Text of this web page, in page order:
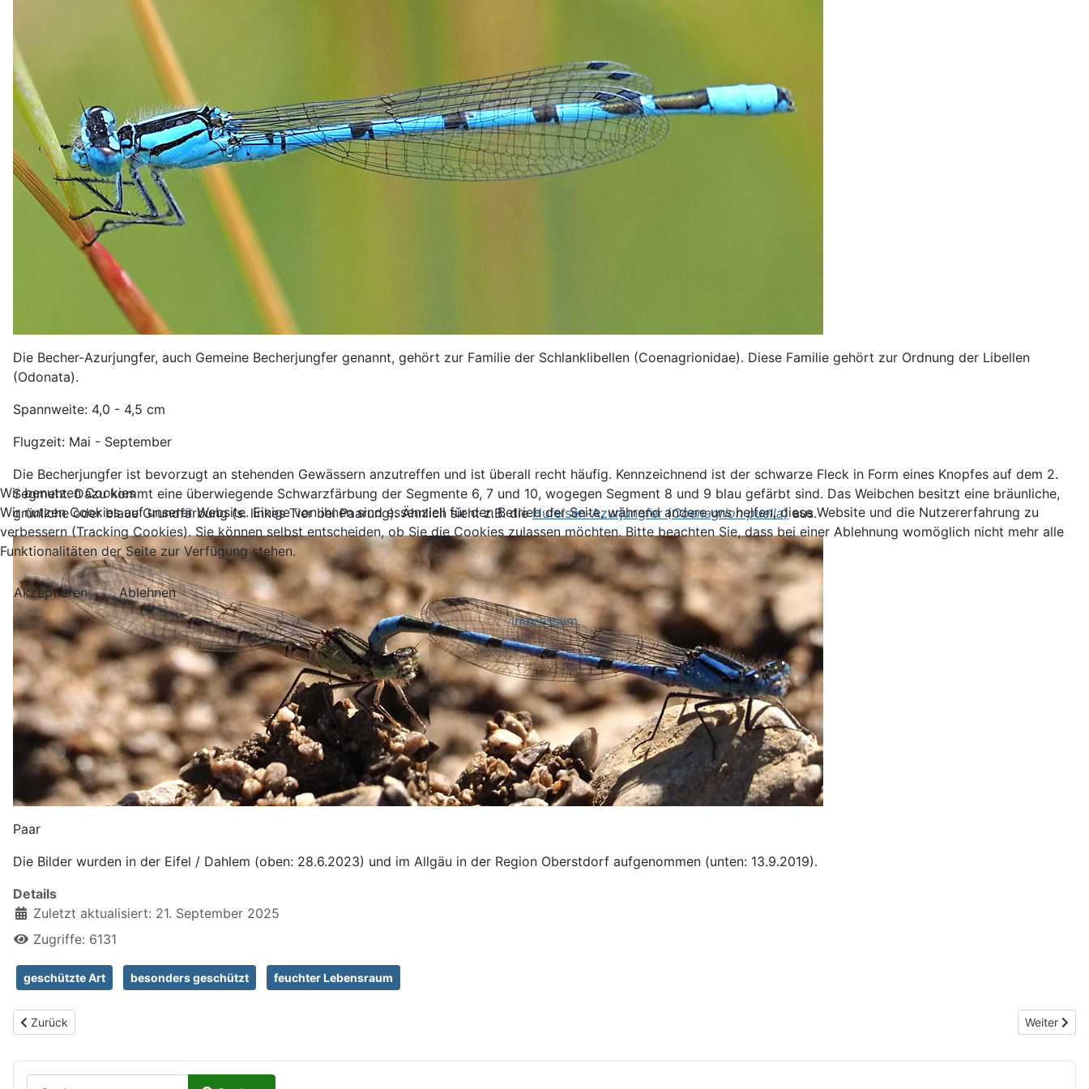
Die Becher-Azurjungfer, auch Gemeine Becherjungfer genannt, gehört zur Familie der Schlanklibellen (Coenagrionidae). Diese Familie gehört zur Ordnung der Libellen
(Odonata).
Spannweite: 4,0 - 4,5 cm
Flugzeit: Mai - September
Die Becherjungfer ist bevorzugt an stehenden Gewässern anzutreffen und ist überall recht häufig. Kennzeichnend ist der schwarze Fleck in Form eines Knopfes auf dem 2.
Segment. Dazu kommt eine überwiegende Schwarzfärbung der Segmente 6, 7 und 10, wogegen Segment 8 und 9 blau gefärbt sind. Das Weibchen besitzt eine bräunliche,
grünliche oder blaue Grundfärbung (s. linkes Tier bei Paarung). Ähnlich sieht z.B. dieHufeisen-Azurjungfer (Coenagrion puella)aus.
Paar
Die Bilder wurden in der Eifel / Dahlem (oben: 28.6.2023) und im Allgäu in der Region Oberstdorf aufgenommen (unten: 13.9.2019).
Details
Zuletzt aktualisiert: 21. September 2025
Zugriffe: 6131
geschützte Art besonders geschützt feuchter Lebensraum
Vorheriger Beitrag: Hufeisen-Azurjungfer, Coenagrion puella
Zurück Nächster
Weiter
Wir benutzen Cookies
Wir nutzen Cookies auf unserer Website. Einige von ihnen sind essenziell für den Betrieb der Seite, während andere uns helfen, diese Website und die Nutzererfahrung zu
verbessern (Tracking Cookies). Sie können selbst entscheiden, ob Sie die Cookies zulassen möchten. Bitte beachten Sie, dass bei einer Ablehnung womöglich nicht mehr alle
Funktionalitäten der Seite zur Verfügung stehen.
Akzeptieren
Ablehnen
Impressum